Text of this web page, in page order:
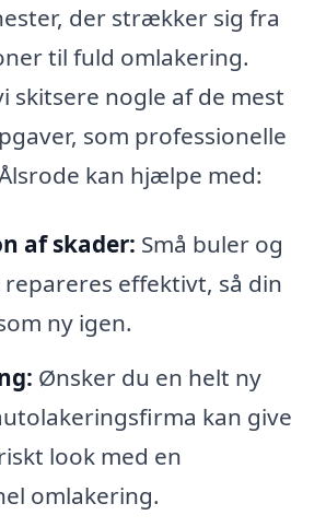
der strækker sig fra
til fuld omlakering.
skitsere nogle af de mest
som professionelle
kan hjælpe med:
af skader: Små buler og
effektivt, så din
ny igen.
Ønsker du en helt ny
kan give
look med en
omlakering.